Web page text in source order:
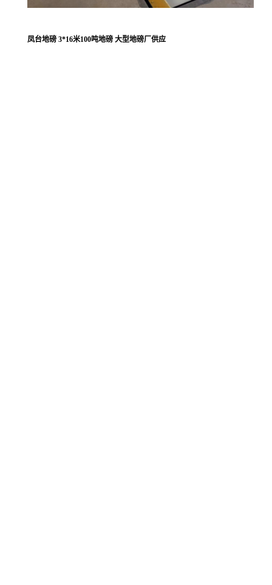
凤台地磅 3*16米100吨地磅 大型地磅厂供应